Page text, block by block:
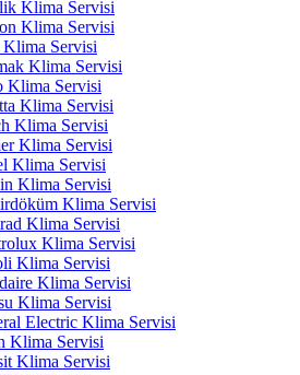
Klima Servisi
Klima Servisi
Servisi
Klima Servisi
Klima Servisi
Klima Servisi
Klima Servisi
Klima Servisi
Klima Servisi
Klima Servisi
Klima Servisi
Klima Servisi
Klima Servisi
Klima Servisi
Klima Servisi
Klima Servisi
Electric Klima Servisi
Klima Servisi
Klima Servisi